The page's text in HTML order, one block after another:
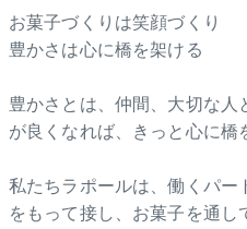
お菓子づくりは笑顔づくり
豊かさは心に橋を架ける
豊かさとは、仲間、大切な
が良くなれば、きっと心に橋
私たちラポールは、働くパ
をもって接し、お菓子を通